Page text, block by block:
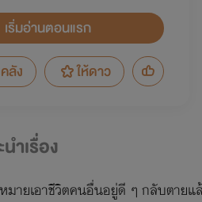
เริ่มอ่านตอนแรก
ลัง
ให้ดาว
ำเรื่อง
ายเอาชีวิตคนอื่นอยู่ดี ๆ กลับตายแล้